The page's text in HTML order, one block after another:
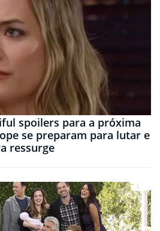
spoilers para a próxima
se preparam para lutar e
ressurge